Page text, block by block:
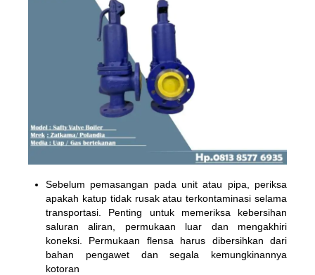
Sebelum pemasangan pada unit atau pipa, periksa
apakah katup tidak rusak atau terkontaminasi selama
transportasi. Penting untuk memeriksa kebersihan
saluran aliran, permukaan luar dan mengakhiri
koneksi. Permukaan flensa harus dibersihkan dari
bahan pengawet dan segala kemungkinannya
kotoran